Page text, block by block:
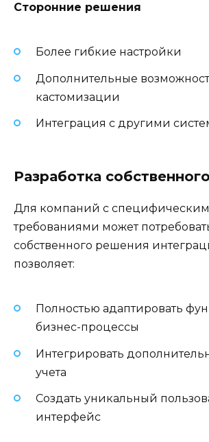
Сторонние решения
Более гибкие настройки
Дополнительные
кастомизации
Интеграция с другими
Разработка
Для компаний с
требованиями может
собственного решения
позволяет:
Полностью адаптировать
бизнес-процессы
Интегрировать
учета
Создать уникальный
интерфейс